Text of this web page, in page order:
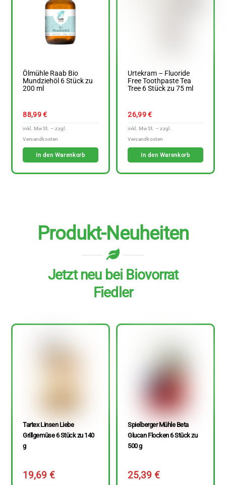
Ölmühle Raab Bio
Mundziehöl 6 Stück zu
200 ml
88,99€
In den Warenkorb
Urtekram – Fluoride
Free Toothpaste Tea
Tree 6 Stück zu 75 ml
26,99€
In den Warenkorb
Produkt-Neuheiten
Jetzt neu bei Biovorrat
Fiedler
Tartex Linsen Liebe
Grillgemüse 6 Stück zu 140
g
19,69€
Spielberger Mühle Beta
Glucan Flocken 6 Stück zu
500 g
25,39€